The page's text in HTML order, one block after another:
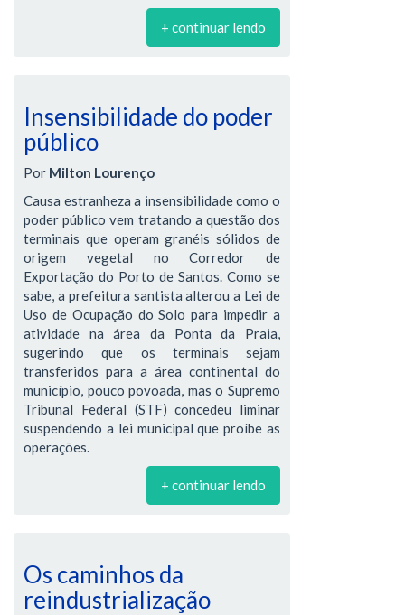
+ continuar lendo
Insensibilidade do poder
público
Por Milton Lourenço
Causa estranheza a insensibilidade como o
poder público vem tratando a questão dos
terminais que operam granéis sólidos de
origem vegetal no Corredor de
Exportação do Porto de Santos. Como se
sabe, a prefeitura santista alterou a Lei de
Uso de Ocupação do Solo para impedir a
atividade na área da Ponta da Praia,
sugerindo que os terminais sejam
transferidos para a área continental do
município, pouco povoada, mas o Supremo
Tribunal Federal (STF) concedeu liminar
suspendendo a lei municipal que proíbe as
operações.
+ continuar lendo
Os caminhos da
reindustrialização